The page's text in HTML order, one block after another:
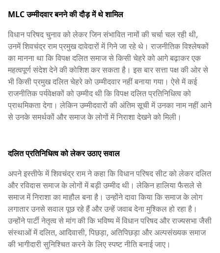
MLC उम्मीदवार बनने की दौड़ में थे शामिल
विधान परिषद चुनाव को लेकर जिन संभावित नामों की चर्चा चल रही थी,
उनमें शिवचंद्र राम प्रमुख दावेदारों में गिने जा रहे थे। राजनीतिक विश्लेषकों
का मानना था कि विपक्ष दलित समाज से किसी चेहरे को आगे बढ़ाकर एक
महत्वपूर्ण संदेश देने की कोशिश कर सकता है। इस बार सत्ता पक्ष की ओर से
भी किसी प्रमुख दलित चेहरे को उम्मीदवार नहीं बनाया गया। ऐसे में कई
राजनीतिक पर्यवेक्षकों को उम्मीद थी कि विपक्ष दलित प्रतिनिधित्व को
प्राथमिकता देगा। लेकिन उम्मीदवारों की अंतिम सूची में उनका नाम नहीं आने
से उनके समर्थकों और समाज के लोगों में निराशा देखने को मिली।
दलित प्रतिनिधित्व को लेकर उठाए सवाल
अपने इस्तीफे में शिवचंद्र राम ने कहा कि विधान परिषद सीट को लेकर दलित
और रविदास समाज के लोगों में बड़ी उम्मीद थी। लेकिन हालिया फैसले से
समाज में निराशा का माहौल बना है। उन्होंने दावा किया कि समाज के लोग
लगातार उनसे सवाल पूछ रहे हैं और उन्हें जवाब देना मुश्किल हो रहा है।
उन्होंने पार्टी नेतृत्व से मांग की कि भविष्य में विधान परिषद और राज्यसभा जैसी
संस्थाओं में दलित, आदिवासी, पिछड़ा, अतिपिछड़ा और अल्पसंख्यक समाज
की भागीदारी सुनिश्चित करने के लिए स्पष्ट नीति बनाई जाए।